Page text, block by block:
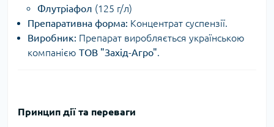
Флутріафол (125 г/л)
Препаративна форма: Концентрат суспензії.
Виробник: Препарат виробляється українською
компанією ТОВ "Захід-Агро".
Принцип дії та переваги